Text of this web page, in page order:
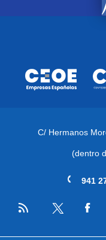
C/ Hermanos
(dentro
941
RSS